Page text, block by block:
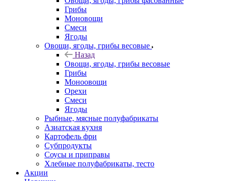
Грибы
Моновощи
Смеси
Ягоды
Овощи, ягоды, грибы весовые
Назад
Овощи, ягоды, грибы весовые
Грибы
Моноовощи
Орехи
Смеси
Ягоды
Рыбные, мясные полуфабрикаты
Азиатская кухня
Картофель фри
Субпродукты
Соусы и приправы
Хлебные полуфабрикаты, тесто
Акции